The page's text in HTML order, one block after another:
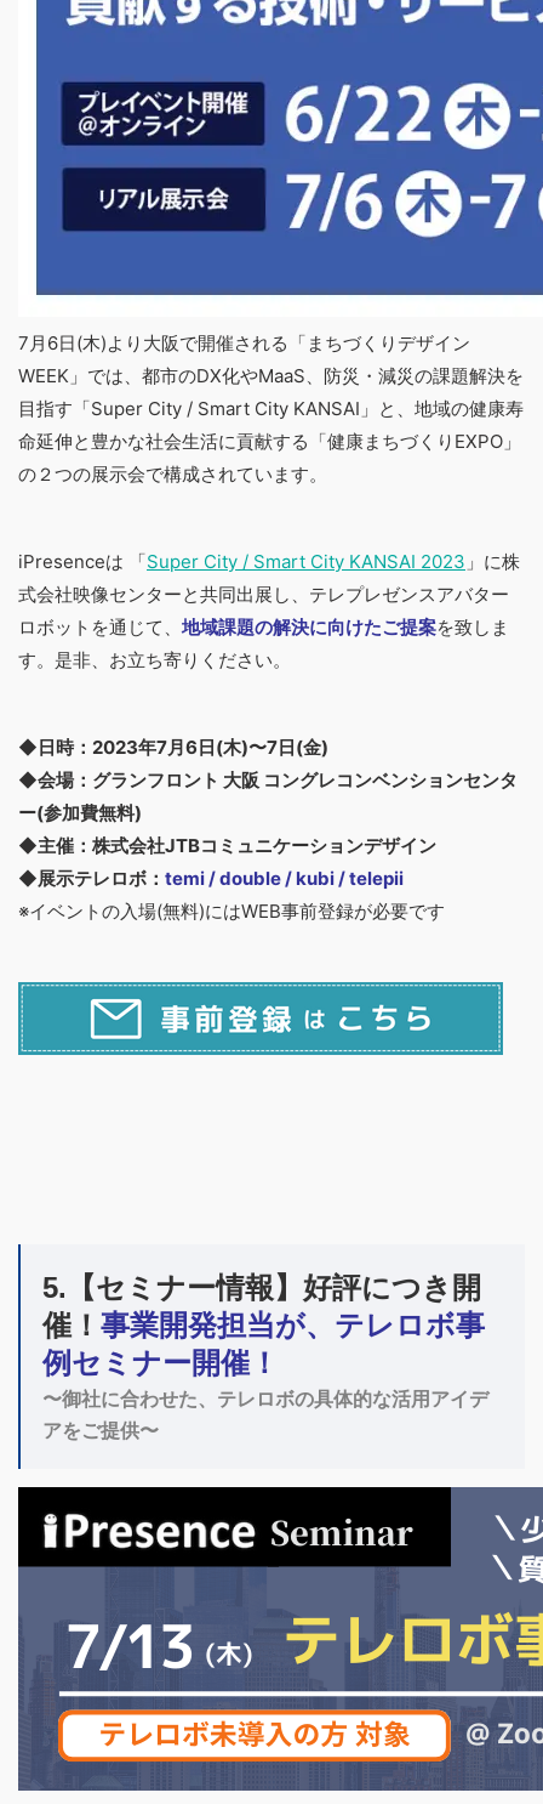
7月6日(木)より大阪で開催される「まちづくりデザイン
WEEK」では、都市のDX化やMaaS、防災・減災の課題解決を
目指す「Super City / Smart City KANSAI」と、地域の健康寿
命延伸と豊かな社会生活に貢献する「健康まちづくりEXPO」
の２つの展示会で構成されています。
iPresenceは 「Super City / Smart City KANSAI 2023 」に株
式会社映像センターと共同出展し、テレプレゼンスアバター
ロボットを通じて、 地域課題の解決に向けたご提案を致しま
す。是非、お立ち寄りください。
◆日時：2023年7月6日(木)〜7日(金)
◆会場：グランフロント 大阪 コングレコンベンションセンタ
ー(参加費無料)
◆主催：株式会社JTBコミュニケーションデザイン
◆展示テレロボ： temi / double / kubi / telepii
※イベントの入場(無料)にはWEB事前登録が必要です
5.【セミナー情報】 好評につき開
催！ 事業開発担当が、テレロボ事
例セミナー開催！
〜御社に合わせた、テレロボの具体的な活用アイデ
アをご提供〜